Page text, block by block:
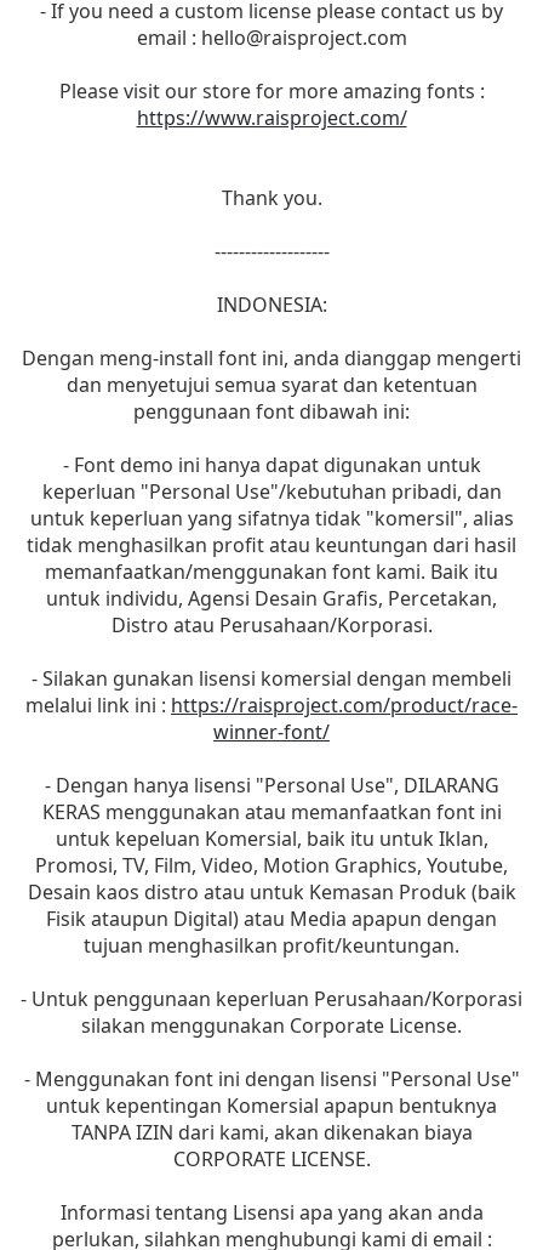
- If you need a custom license please contact us by
email : hello@raisproject.com
Please visit our store for more amazing fonts :
https://www.raisproject.com/
Thank you.
-------------------
INDONESIA:
Dengan meng-install font ini, anda dianggap mengerti
dan menyetujui semua syarat dan ketentuan
penggunaan font dibawah ini:
- Font demo ini hanya dapat digunakan untuk
keperluan "Personal Use"/kebutuhan pribadi, dan
untuk keperluan yang sifatnya tidak "komersil", alias
tidak menghasilkan profit atau keuntungan dari hasil
memanfaatkan/menggunakan font kami. Baik itu
untuk individu, Agensi Desain Grafis, Percetakan,
Distro atau Perusahaan/Korporasi.
- Silakan gunakan lisensi komersial dengan membeli
melalui link ini : https://raisproject.com/product/race-
winner-font/
- Dengan hanya lisensi "Personal Use", DILARANG
KERAS menggunakan atau memanfaatkan font ini
untuk kepeluan Komersial, baik itu untuk Iklan,
Promosi, TV, Film, Video, Motion Graphics, Youtube,
Desain kaos distro atau untuk Kemasan Produk (baik
Fisik ataupun Digital) atau Media apapun dengan
tujuan menghasilkan profit/keuntungan.
- Untuk penggunaan keperluan Perusahaan/Korporasi
silakan menggunakan Corporate License.
- Menggunakan font ini dengan lisensi "Personal Use"
untuk kepentingan Komersial apapun bentuknya
TANPA IZIN dari kami, akan dikenakan biaya
CORPORATE LICENSE.
Informasi tentang Lisensi apa yang akan anda
perlukan, silahkan menghubungi kami di email :